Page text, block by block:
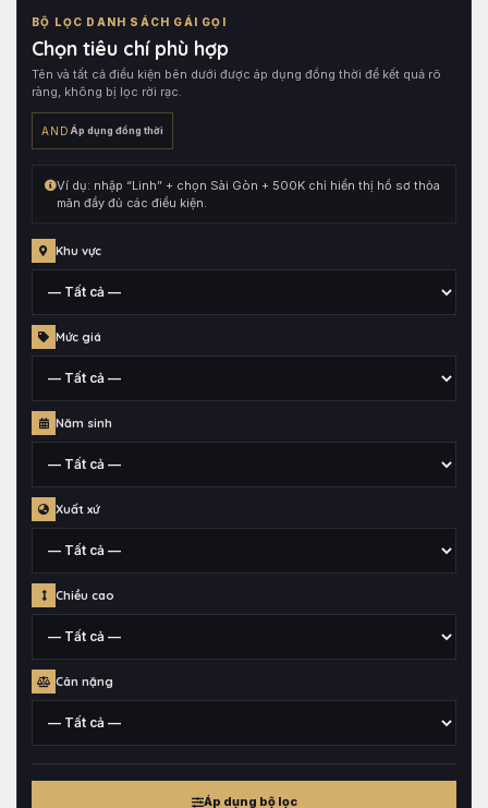
trong
tên
hồ
sơ,
đó
kết
hợp
cùng
bộ
điều
kiện
đang
chọn.
BỘ LỌC DANH SÁCH GÁI GỌI
Chọn tiêu chí phù hợp
Tên và tất cả điều kiện bên dưới được áp dụng đồng thời để kết quả rõ
ràng, không bị lọc rời rạc.
AND Áp dụng đồng thời
Ví dụ: nhập “Linh” + chọn Sài Gòn + 500K chỉ hiển thị hồ sơ thỏa
mãn đầy đủ các điều kiện.
Khu vực
Tỉnh,
thành
hoặc
quận
huyện
Mức giá
Mức
giá
gắn
cho
hồ
Năm sinh
Thông
tin
sinh
Xuất xứ
Khu
vực
xứ
Chiều cao
Chiều
cao
khảo
Cân nặng
nặng
Áp dụng bộ lọc